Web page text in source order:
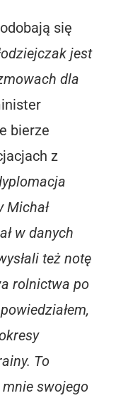
się
jest
dla
bierze
z
Michał
w danych
też notę
rolnictwa po
To
swojego